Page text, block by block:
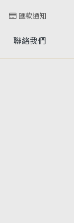
匯款通知
聯絡我們
CONTACT